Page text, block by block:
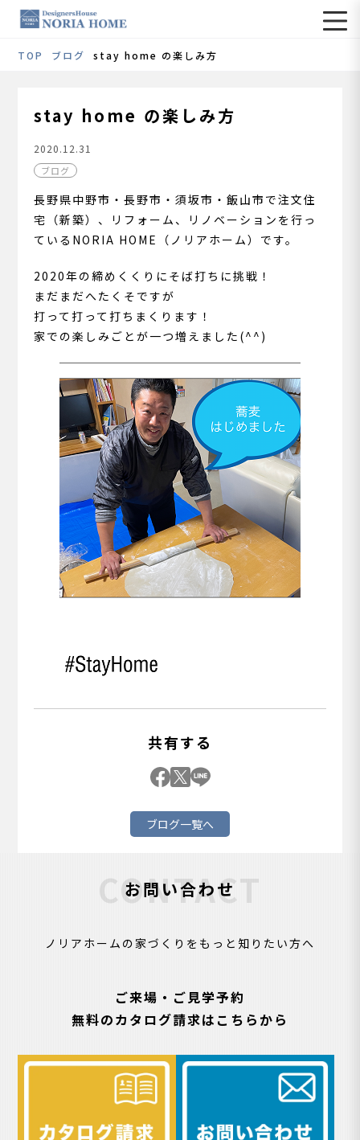
TOP ブログ stay home の楽しみ方
stay home の楽しみ方
2020.12.31
ブログ
長野県中野市・長野市・須坂市・飯山市で注文住
宅（新築）、リフォーム、リノベーションを行っ
ているNORIA HOME（ノリアホーム）です。
2020年の締めくくりにそば打ちに挑戦！
まだまだへたくそですが
打って打って打ちまくります！
家での楽しみごとが一つ増えました(^^)
共有する
ブログ一覧へ
お問い合わせ
CONTACT
ノリアホームの家づくりをもっと知りたい方へ
ご来場・ご見学予約
無料のカタログ請求はこちらから